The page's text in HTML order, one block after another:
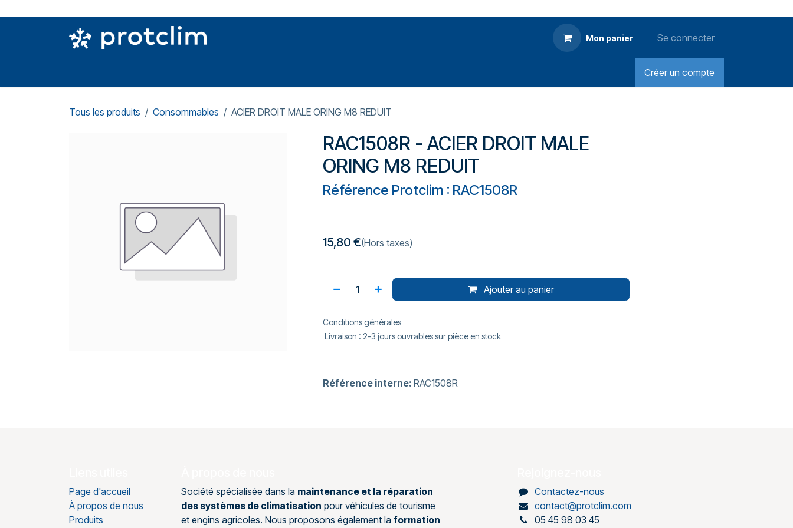
Mon panier Se connecter
Créer un compte
Tous les produits Consommables ACIER DROIT MALE ORING M8 REDUIT
RAC1508R - ACIER DROIT MALE
ORING M8 REDUIT
Référence Protclim : RAC1508R
15,80 €(Hors taxes)
Ajouter au panier
Conditions générales
Livraison : 2-3 jours ouvrables sur pièce en stock
Référence interne: RAC1508R
Page d'accueil
À propos de nous
Produits
Société spécialisée dans la maintenance et la réparation
des systèmes de climatisation pour véhicules de tourisme
et engins agricoles. Nous proposons également la formation
Contactez-nous
contact@protclim.com
05 45 98 03 45